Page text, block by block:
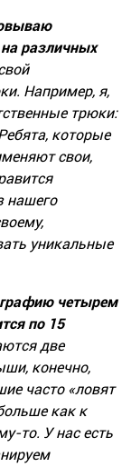
различных
Например, я,
трюки:
которые
свои,
нашего
уникальные
четырем
по 15
две
конечно,
часто «ловят
как к
то. У нас есть